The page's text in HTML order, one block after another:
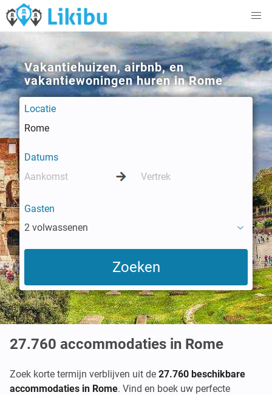
Vakantiehuizen, airbnb, en
vakantiewoningen huren in Rome
Locatie
Datums
Gasten
2 volwassenen
27.760 accommodaties in Rome
Zoek korte termijn verblijven uit de 27.760 beschikbare
accommodaties in Rome. Vind en boek uw perfecte